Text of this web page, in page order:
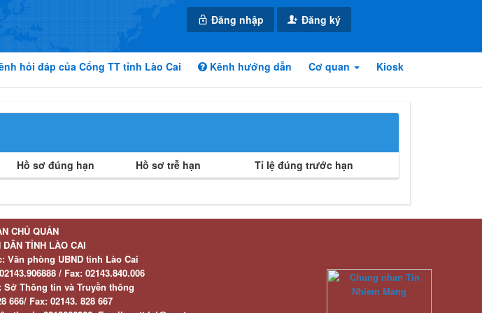
Đăng nhập Đăng ký
hỏi đáp của Cổng TT tỉnh Lào Cai Kênh hướng dẫn Cơ quan Kiosk
Hồ sơ đúng hạn Hồ sơ trễ hạn Tỉ lệ đúng trước hạn
CHỦ QUẢN
DÂN TỈNH LÀO CAI
Văn phòng UBND tỉnh Lào Cai
/ Fax:02143.840.006
Thông tin và Truyền thông
666/ Fax:02143. 828 667